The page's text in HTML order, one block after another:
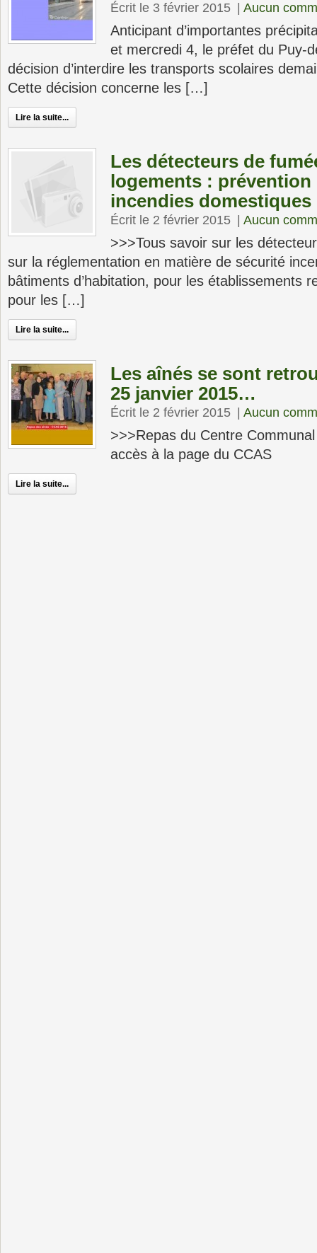
Écrit le 3 février 2015 Aucun
Anticipant d’importantes
et mercredi 4, le préfet du Puy-
décision d’interdire les transports scolaires
Cette décision concerne les […]
Lire la suite...
Les détecteurs de
logements : prévention
incendies domestiques
Écrit le 2 février 2015 Aucun
>>>Tous savoir sur les
sur la réglementation en matière de sécurité
bâtiments d’habitation, pour les établissements
pour les […]
Lire la suite...
Les aînés se sont
25 janvier 2015…
Écrit le 2 février 2015 Aucun
>>>Repas du Centre Communal
accès à la page du CCAS
Lire la suite...